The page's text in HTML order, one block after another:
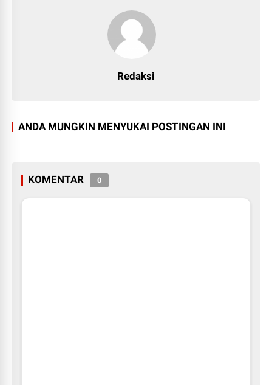
Redaksi
ANDA MUNGKIN MENYUKAI POSTINGAN INI
KOMENTAR 0